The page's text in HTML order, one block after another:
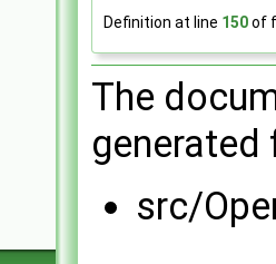
Definition at line 150of
The
src/